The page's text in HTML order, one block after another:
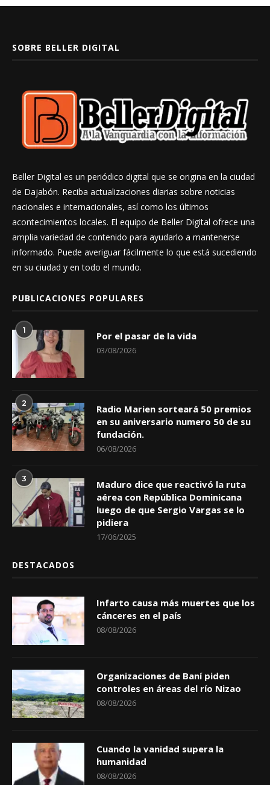
SOBRE BELLER DIGITAL
Beller Digital es un periódico digital que se origina en la ciudad
de Dajabón. Reciba actualizaciones diarias sobre noticias
nacionales e internacionales, así como los últimos
acontecimientos locales. El equipo de Beller Digital ofrece una
amplia variedad de contenido para ayudarlo a mantenerse
informado. Puede averiguar fácilmente lo que está sucediendo
en su ciudad y en todo el mundo.
PUBLICACIONES POPULARES
1 Por el pasar de la vida
03/08/2026
2
Radio Marien sorteará 50 premios
en su aniversario numero 50 de su
fundación.
06/08/2026
3
Maduro dice que reactivó la ruta
aérea con República Dominicana
luego de que Sergio Vargas se lo
pidiera
17/06/2025
DESTACADOS
Infarto causa más muertes que los
cánceres en el país
08/08/2026
Organizaciones de Baní piden
controles en áreas del río Nizao
08/08/2026
Cuando la vanidad supera la
humanidad
08/08/2026